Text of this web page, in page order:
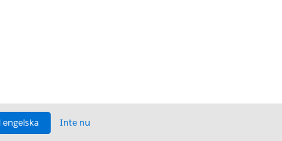
engelska Inte nu